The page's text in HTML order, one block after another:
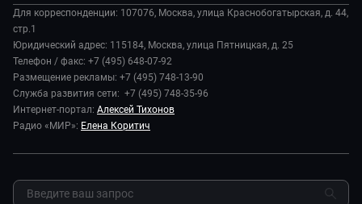
Происшествия
В содружестве
В мире
Наука и технологии
Здоровье и медицина
Спорт
Шоу-бизнес
Дела судебные
Диктор делает
Игра в кино
Игра в кино. Мультфильмы
Исторический детектив
Миллион за 5 минут
Мировое соглашение
История
Руководство
Новости компании
Пресса о нас
Карьера
Реклама
Закупки и тендеры
Обратная связь
Для корреспонденции: 107076, Москва, улица Краснобогатырская, д. 44,
стр.1
Юридический адрес: 115184, Москва, улица Пятницкая, д. 25
Телефон / факс: +7 (495) 648-07-92
Размещение рекламы: +7 (495) 748-13-90
Служба развития сети: +7 (495) 748-35-96
Интернет-портал: Алексей Тихонов
Радио «МИР»: Елена Коритич